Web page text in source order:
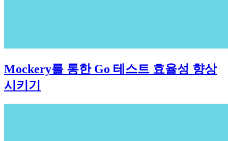
Mockery를 통한 Go 테스트 효율성 향상
시키기